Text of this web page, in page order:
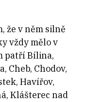
že v něm silně
vždy mělo v
patří Bílina,
Cheb, Chodov,
Havířov,
Klášterec nad